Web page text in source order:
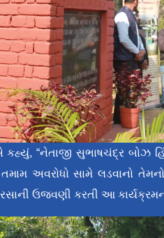
કહ્યું, “નેતાજી સુભાષચંદ્ર બોઝ
અવરોધો સામે લડવાનો
ઉજવણી કરતી આ